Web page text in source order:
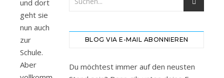
und dort
geht sie
nun auch
zur
Schule.
Aber
BLOG VIA E-MAIL ABONNIEREN
Du möchtest immer auf den neusten